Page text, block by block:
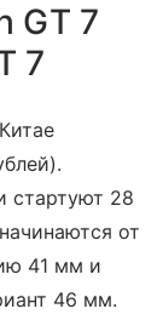
GT 7
7
стартуют 28
от
41 мм и
46 мм.